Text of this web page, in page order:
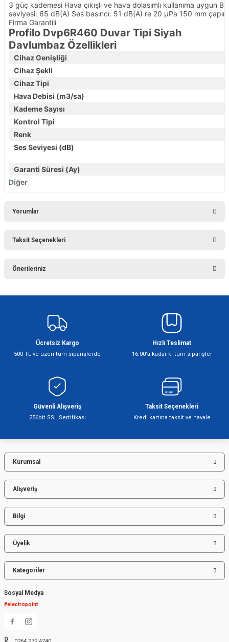
3 güç kademesi Hava çıkışlı ve hava dolaşımlı kullanıma
seviyesi: 65 dB(A) Ses basıncı: 51 dB(A) re 20 µPa 150 mm
Firma Garantili
Profilo Dvp6R460 Duvar Tipi Siyah
Davlumbaz Özellikleri
Cihaz Genişliği
Cihaz Şekli
Cihaz Tipi
Hava Debisi (m3/sa)
Kademe Sayısı
Kontrol Tipi
Renk
Ses Seviyesi (dB)
Diğer
Garanti Süresi (Ay)
Yorumlar
Taksit Seçenekleri
Önerileriniz
Görüş ve önerileriniz için teşekkür ederiz.
Ürün resmi kalitesiz, bozuk veya görüntülenemiyor.
Ürün bilgilerinde hatalar bulunuyor.
Ürün fiyatı diğer sitelerden daha pahalı.
Bu ürüne benzer farklı alternatifler olmalı.
Gönder
Ücretsiz Kargo
500 TL ve üzeri tüm siparişlerde
Hızlı Teslimat
16:00’a kadar ki tüm siparişler
Güvenli Alışveriş
256bit SSL Sertifikası
Taksit Seçenekleri
Kredi kartına taksit ve havale
Kurumsal
Alışveriş
Bilgi
Üyelik
Kategoriler
Sosyal Medya
#electropoint